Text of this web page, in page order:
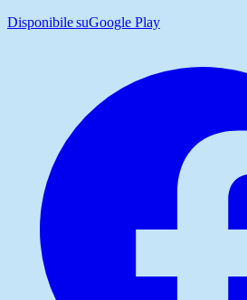
Disponibile suGoogle Play